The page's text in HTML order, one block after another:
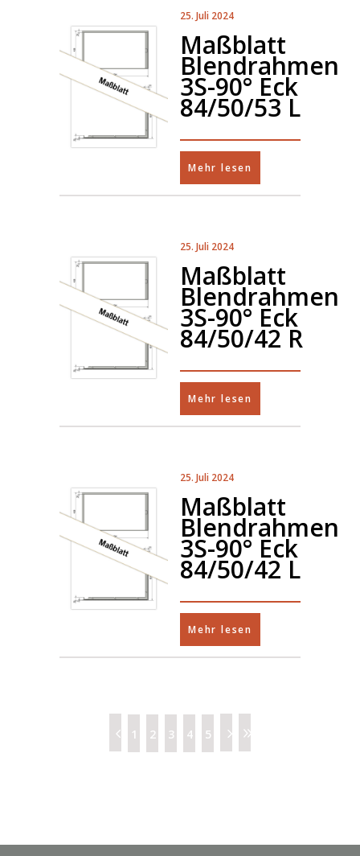
25. Juli 2024
Maßblatt
Blendrahmen
3S-90° Eck
84/50/53 L
Mehr lesen
25. Juli 2024
Maßblatt
Blendrahmen
3S-90° Eck
84/50/42 R
Mehr lesen
25. Juli 2024
Maßblatt
Blendrahmen
3S-90° Eck
84/50/42 L
Mehr lesen
1 2 3 4 5